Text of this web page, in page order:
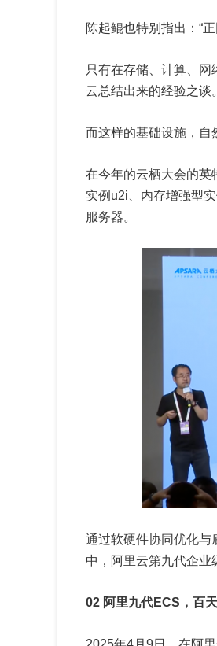
陈起鲲也特别指出：“
只有在存储、计算、
云总结出来的经验之谈。
而这样的基础设施，自
在今年的云栖大会的英
实例u2i、内存增强型
服务器。
通过软硬件协同优化与
中，阿里云第九代企业
02 阿里九代ECS，百